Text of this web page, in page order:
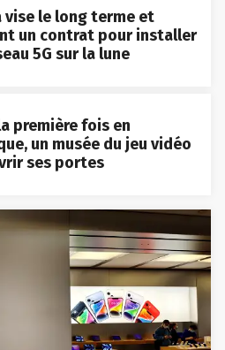
vise le long terme et
un contrat pour installer
5G sur la lune
première fois en
un musée du jeu vidéo
ses portes